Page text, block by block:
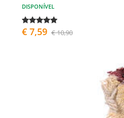
DISPONÍVEL
€ 7,59 € 10,90